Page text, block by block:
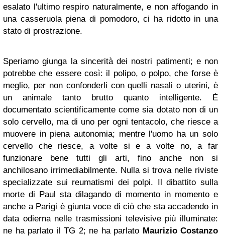
esalato l'ultimo respiro naturalmente, e non affogando in
una casseruola piena di pomodoro, ci ha ridotto in una
stato di prostrazione.
Speriamo giunga la sincerità dei nostri patimenti; e non
potrebbe che essere così: il polipo, o polpo, che forse è
meglio, per non confonderli con quelli nasali o uterini, è
un animale tanto brutto quanto intelligente. È
documentato scientificamente come sia dotato non di un
solo cervello, ma di uno per ogni tentacolo, che riesce a
muovere in piena autonomia; mentre l'uomo ha un solo
cervello che riesce, a volte si e a volte no, a far
funzionare bene tutti gli arti, fino anche non si
anchilosano irrimediabilmente. Nulla si trova nelle riviste
specializzate sui reumatismi dei polpi. Il dibattito sulla
morte di Paul sta dilagando di momento in momento e
anche a Parigi è giunta voce di ciò che sta accadendo in
data odierna nelle trasmissioni televisive più illuminate:
ne ha parlato il TG 2; ne ha parlato Maurizio Costanzo